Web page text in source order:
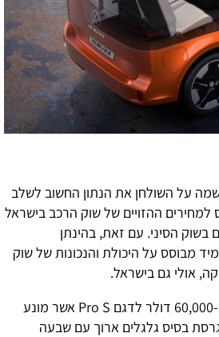
על השולחן את הנתון החשוב לשלב
ההזויים של שוק הרכב בישראל
בשוק הסיני. עם זאת, בהינתן
מבוסס על היכולת והנכונות של שוק
אולי גם בישראל.
וכעת לתכל'ס: מחיר גרסת הבסיס של ID Buzz יתחיל ב-60,000 דולר לדגם Pro S אשר מונע
בסיס גלגלים ארוך עם שבעה